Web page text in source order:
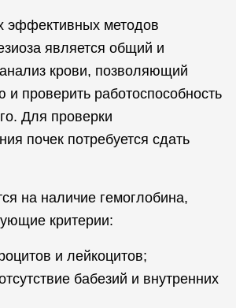
эффективных методов
является общий и
крови, позволяющий
проверить работоспособность
Для проверки
почек потребуется сдать
на наличие гемоглобина,
критерии:
и лейкоцитов;
бабезий и внутренних